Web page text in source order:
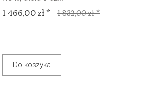
1 466,00 zł * 1 832,00 zł *
Do koszyka